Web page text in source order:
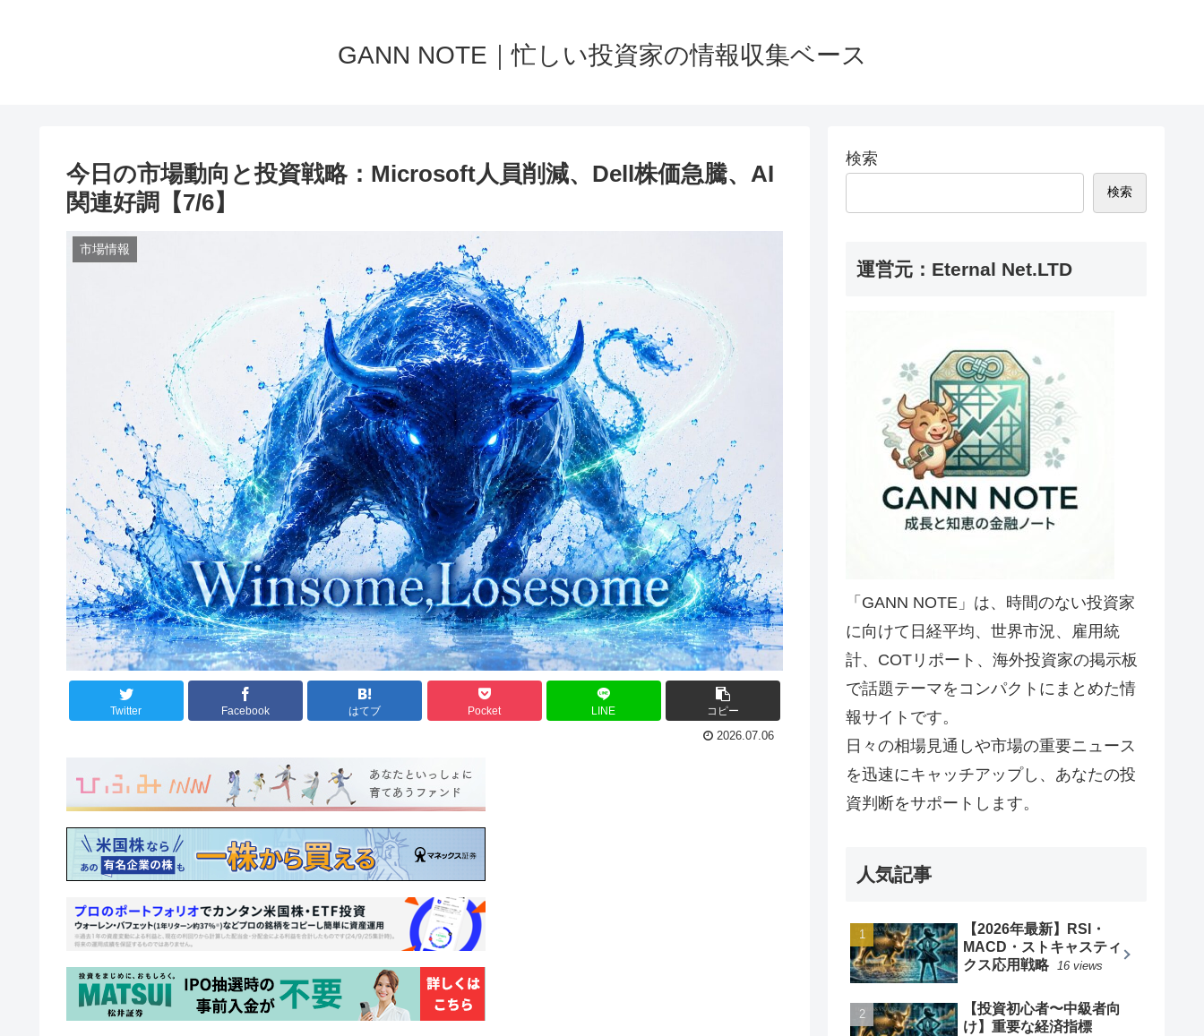
GANN NOTE｜忙しい投資家の情報収集ベース
今日の市場動向と投資戦略：Microsoft人員削減、Dell株価急騰、AI
関連好調【7/6】
市場情報
Twitter Facebook はてブ Pocket LINE コピー
2026.07.06
検索
検索
運営元：Eternal Net.LTD
「GANN NOTE」は、時間のない投資家
に向けて日経平均、世界市況、雇用統
計、COTリポート、海外投資家の掲示板
で話題テーマをコンパクトにまとめた情
報サイトです。
日々の相場見通しや市場の重要ニュース
を迅速にキャッチアップし、あなたの投
資判断をサポートします。
人気記事
【2026年最新】RSI・
MACD・ストキャスティ
クス応用戦略
16 views
【投資初心者〜中級者向
け】重要な経済指標